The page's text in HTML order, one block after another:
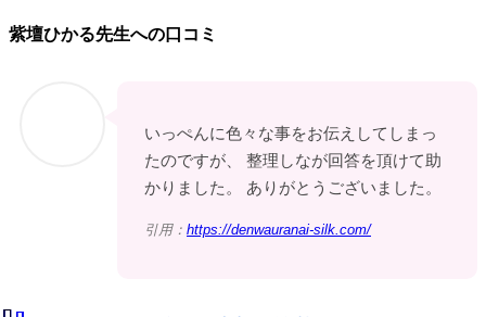
紫壇ひかる先生への口コミ
いっぺんに色々な事をお伝えしてしまっ
たのですが、 整理しなが回答を頂けて助
かりました。 ありがとうございました。
引用： https://denwauranai-silk.com/